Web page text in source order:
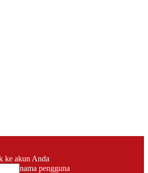
ke akun Anda
nama pengguna